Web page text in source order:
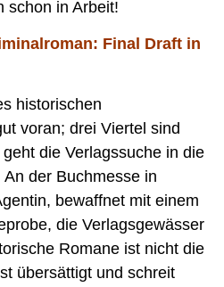
schon in Arbeit!
Final Draft in
historischen
voran; drei Viertel sind
die Verlagssuche in die
der Buchmesse in
bewaffnet mit einem
die Verlagsgewässer
Romane ist nicht die
übersättigt und schreit